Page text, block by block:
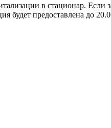
в стационар. Если
будет предоставлена до